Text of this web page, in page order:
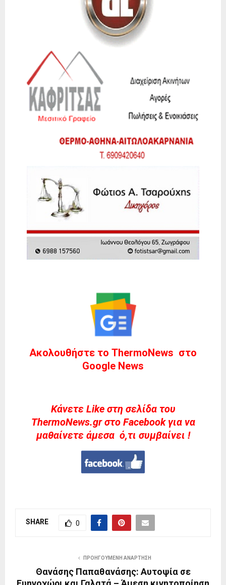
Ακολουθήστε το ThermoNews στο
Google News
Kάνετε Like στη σελίδα του
ThermoNews.gr στο Facebook για να
μαθαίνετε άμεσα ό,τι συμβαίνει !
SHARE 0
ΠΡΟΗΓΟΎΜΕΝΗ ΑΝΆΡΤΗΣΗ
Θανάσης Παπαθανάσης: Αυτοψία σε